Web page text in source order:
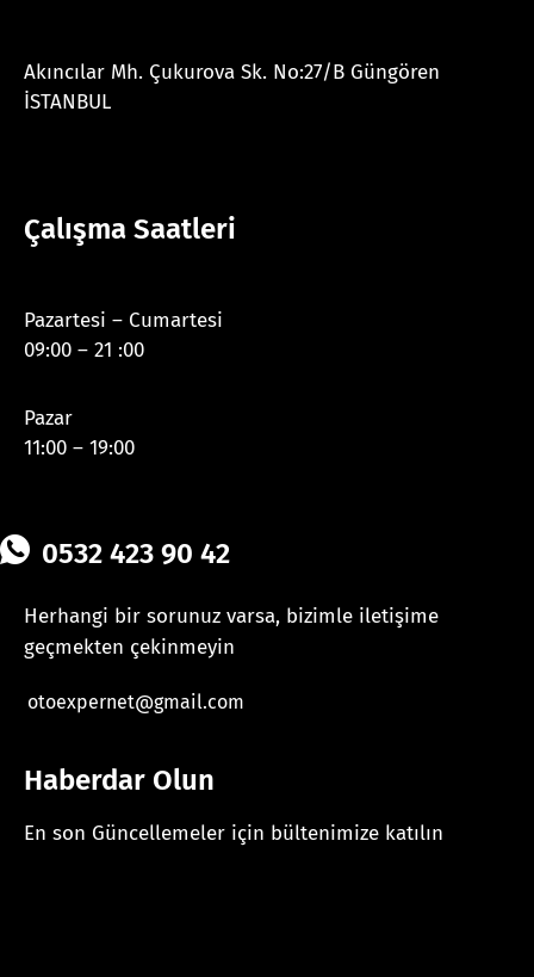
Akıncılar Mh. Çukurova Sk. No:27/B Güngören
İSTANBUL
Çalışma Saatleri
Pazartesi – Cumartesi
09:00 – 21 :00
Pazar
11:00 – 19:00
0532 423 90 42
Herhangi bir sorunuz varsa, bizimle iletişime
geçmekten çekinmeyin
otoexpernet@gmail.com
Haberdar Olun
En son Güncellemeler için bültenimize katılın